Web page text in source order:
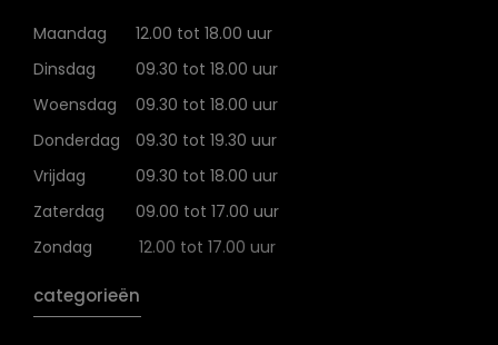
Maandag
12.00 tot 18.00 uur
Dinsdag
09.30 tot 18.00 uur
Woensdag
09.30 tot 18.00 uur
Donderdag
09.30 tot 19.30 uur
Vrijdag
09.30 tot 18.00 uur
Zaterdag
09.00 tot 17.00 uur
Zondag
12.00 tot 17.00 uur
categorieën